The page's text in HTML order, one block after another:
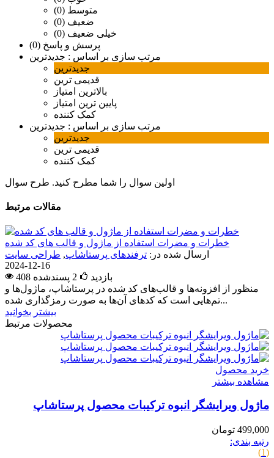
متوسط (0)
ضعیف (0)
خیلی ضعیف (0)
پرسش و پاسخ (0)
مرتب سازی بر اساس : جدیدترین
جدیدترین
قدیمی ترین
بالاترین امتیاز
پایین ترین امتیاز
کمک کننده
مرتب سازی بر اساس : جدیدترین
جدیدترین
قدیمی ترین
کمک کننده
اولین سوال را شما مطرح کنید. طرح سوال
مقالات مرتبط
خطرات و مضرات استفاده از ماژول و قالب های کد شده
ارسال شده در: ترفندهای پرستاشاپ, طراحی سایت
2024-12-16
408 بازدید
2 پسندشده
منظور از افزونه‌ها و قالب‌های کد شده در پرستاشاپ، ماژول‌ها و
تم‌هایی است که کدهای آن‌ها به صورت رمزگذاری شده...
بیشتر بخوانید
محصولات مرتبط
خرید محصول
مشاهده بیشتر
ماژول ویرایشگر انبوه ترکیبات محصول پرستاشاپ
499,000 تومان
رتبه بندی:
(1)